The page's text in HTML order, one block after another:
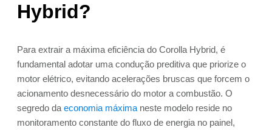
Hybrid?
Para extrair a máxima eficiência do Corolla Hybrid, é
fundamental adotar uma condução preditiva que priorize o
motor elétrico, evitando acelerações bruscas que forcem o
acionamento desnecessário do motor a combustão. O
segredo da economia máxima neste modelo reside no
monitoramento constante do fluxo de energia no painel,